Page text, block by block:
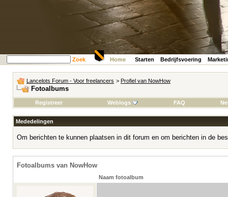
Zoek Home Starten Bedrijfsvoering
Lancelots Forum - Voor freelancers > Profiel van NowHow
Fotoalbums
Registreer Weblogs FAQ
Mededelingen
Om berichten te kunnen plaatsen in dit forum en om berichten in de
Fotoalbums van NowHow
Naam fotoalbum